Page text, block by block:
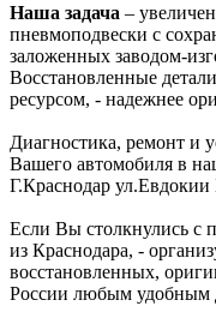
Наша задача –
пневмоподвески с
заложенных заводом-
Восстановленные
ресурсом, - надежнее
Диагностика, ремонт и
Вашего автомобиля в
Г.Краснодар
Если Вы столкнулись с
из Краснодара, -
восстановленных,
России любым удобным